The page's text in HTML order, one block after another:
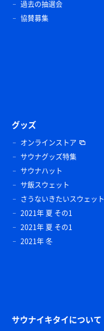
過去の抽選会
協賛募集
グッズ
オンラインストア
サウナグッズ特集
サウナハット
サ飯スウェット
さうないきたいスウェット
2021年 夏 その1
2021年 夏 その1
2021年 冬
サウナイキタイについて